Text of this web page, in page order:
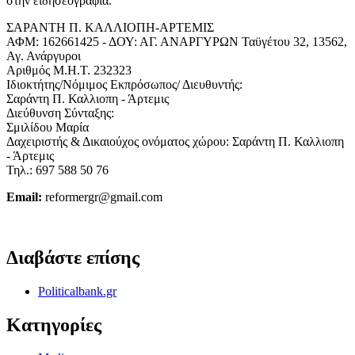
ΣΑΡΑΝΤΗ Π. ΚΑΛΛΙΟΠΗ-ΑΡΤΕΜΙΣ
ΑΦΜ: 162661425 - ΔΟΥ: ΑΓ. ΑΝΑΡΓΥΡΩΝ Ταϋγέτου 32, 13562,
Αγ. Ανάργυροι
Αριθμός Μ.Η.Τ. 232323
Ιδιοκτήτης/Νόμιμος Εκπρόσωπος/ Διευθυντής:
Σαράντη Π. Καλλιοπη - Άρτεμις
Διεύθυνση Σύνταξης:
Σμιλίδου Μαρία
Δαχειριστής & Δικαιούχος ονόματος χώρου: Σαράντη Π. Καλλιοπη
- Άρτεμις
Τηλ.: 697 588 50 76
Email: reformergr@gmail.com
Διαβάστε επίσης
Politicalbank.gr
Κατηγορίες